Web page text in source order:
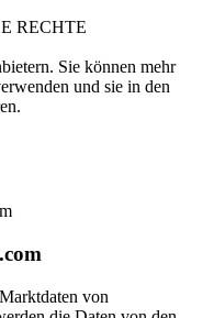
RECHTE
Sie können mehr
und sie in den
von